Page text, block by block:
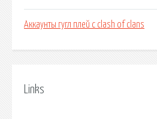
Аккаунты гугл плей с clash of clans
Links